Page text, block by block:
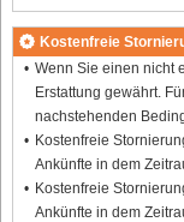
Kostenfreie
Wenn Sie einen nicht
Erstattung gewährt.
nachstehenden
Kostenfreie
Ankünfte in dem
Kostenfreie
Ankünfte in dem